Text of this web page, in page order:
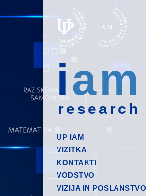
iam
research
UP IAM
VIZITKA
KONTAKTI
VODSTVO
VIZIJA IN POSLANSTVO